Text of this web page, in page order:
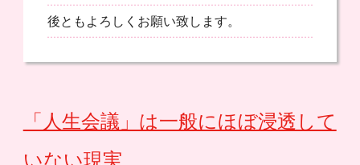
後ともよろしくお願い致します。
「人生会議」は一般にほぼ浸透して
いない現実